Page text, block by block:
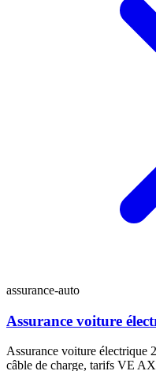
assurance-auto
Assurance voiture
Assurance voiture électrique
câble de charge, tarifs VE